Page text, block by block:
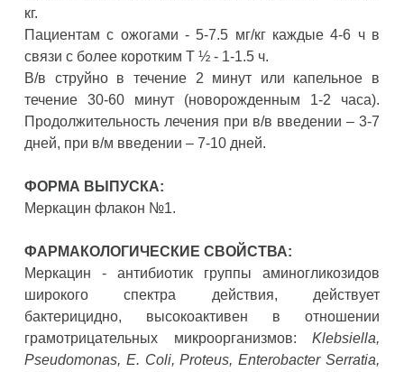
кг.
Пациентам с ожогами - 5-7.5 мг/кг каждые 4-6 ч в
связи с более коротким Т ½ - 1-1.5 ч.
В/в струйно в течение 2 минут или капельное в
течение 30-60 минут (новорожденным 1-2 часа).
Продолжительность лечения при в/в введении – 3-7
дней, при в/м введении – 7-10 дней.
ФОРМА ВЫПУСКА:
Меркацин флакон №1.
ФАРМАКОЛОГИЧЕСКИЕ СВОЙСТВА:
Меркацин - антибиотик группы аминогликозидов
широкого спектра действия, действует
бактерицидно, высокоактивен в отношении
грамотрицательных микроорганизмов: Klebsiella,
Pseudomonas, E. Coli, Proteus, Enterobacter Serratia,